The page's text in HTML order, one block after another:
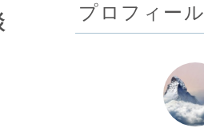
プロフィール